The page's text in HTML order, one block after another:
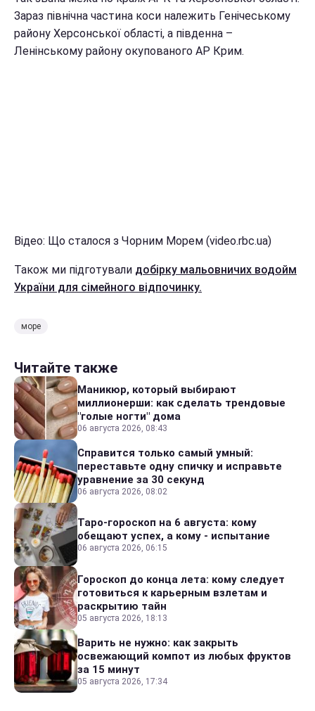
Зараз північна частина коси належить Генічеському
району Херсонської області, а південна –
Ленінському району окупованого АР Крим.
Відео: Що сталося з Чорним Морем (video.rbc.ua)
Також ми підготували добірку мальовничих водойм
України для сімейного відпочинку.
море
Читайте также
Маникюр, который выбирают
миллионерши: как сделать трендовые
"голые ногти" дома
06 августа 2026, 08:43
Справится только самый умный:
переставьте одну спичку и исправьте
уравнение за 30 секунд
06 августа 2026, 08:02
Таро-гороскоп на 6 августа: кому
обещают успех, а кому - испытание
06 августа 2026, 06:15
Гороскоп до конца лета: кому следует
готовиться к карьерным взлетам и
раскрытию тайн
05 августа 2026, 18:13
Варить не нужно: как закрыть
освежающий компот из любых фруктов
за 15 минут
05 августа 2026, 17:34